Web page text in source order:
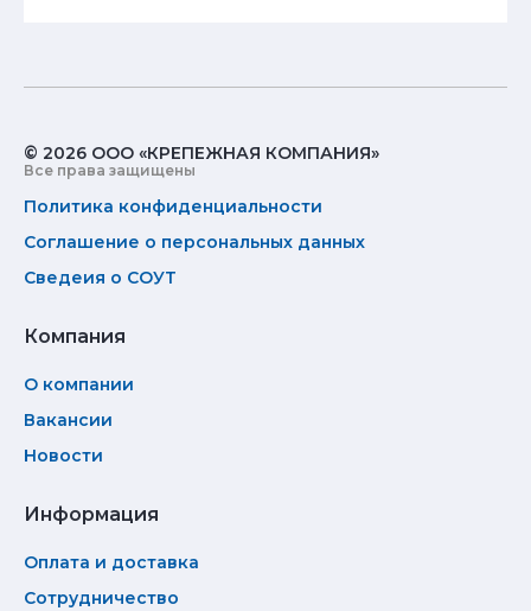
© 2026 ООО «КРЕПЕЖНАЯ КОМПАНИЯ»
Все права защищены
Политика конфиденциальности
Соглашение о персональных данных
Сведеия о СОУТ
Компания
О компании
Вакансии
Новости
Информация
Оплата и доставка
Сотрудничество